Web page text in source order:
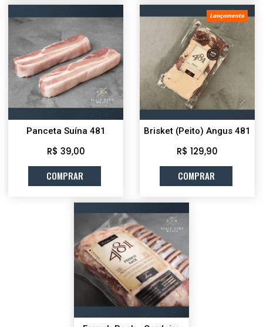
Panceta Suína 481
R$ 39,00
COMPRAR
Brisket (Peito) Angus 481
R$ 129,90
COMPRAR